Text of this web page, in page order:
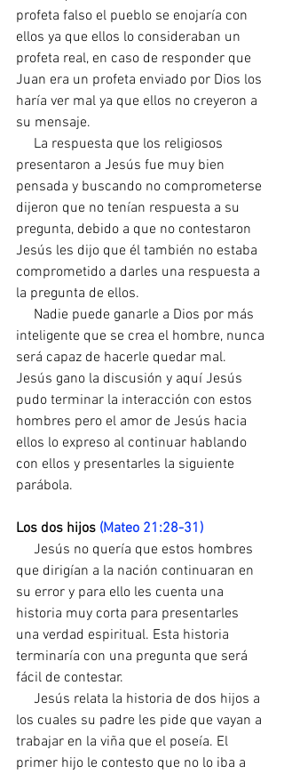
profeta falso el pueblo se enojaría con
ellos ya que ellos lo consideraban un
profeta real, en caso de responder que
Juan era un profeta enviado por Dios los
haría ver mal ya que ellos no creyeron a
su mensaje.
presentaron a Jesús fue muy bien
pensada y buscando no comprometerse
dijeron que no tenían respuesta a su
pregunta, debido a que no contestaron
Jesús les dijo que él también no estaba
comprometido a darles una respuesta a
la pregunta de ellos.
inteligente que se crea el hombre, nunca
será capaz de hacerle quedar mal.
Jesús gano la discusión y aquí Jesús
pudo terminar la interacción con estos
hombres pero el amor de Jesús hacia
ellos lo expreso al continuar hablando
con ellos y presentarles la siguiente
parábola.
Los dos hijos (Mateo 21:28-31)
que dirigían a la nación continuaran en
su error y para ello les cuenta una
historia muy corta para presentarles
una verdad espiritual. Esta historia
terminaría con una pregunta que será
fácil de contestar.
los cuales su padre les pide que vayan a
trabajar en la viña que el poseía. El
primer hijo le contesto que no lo iba a